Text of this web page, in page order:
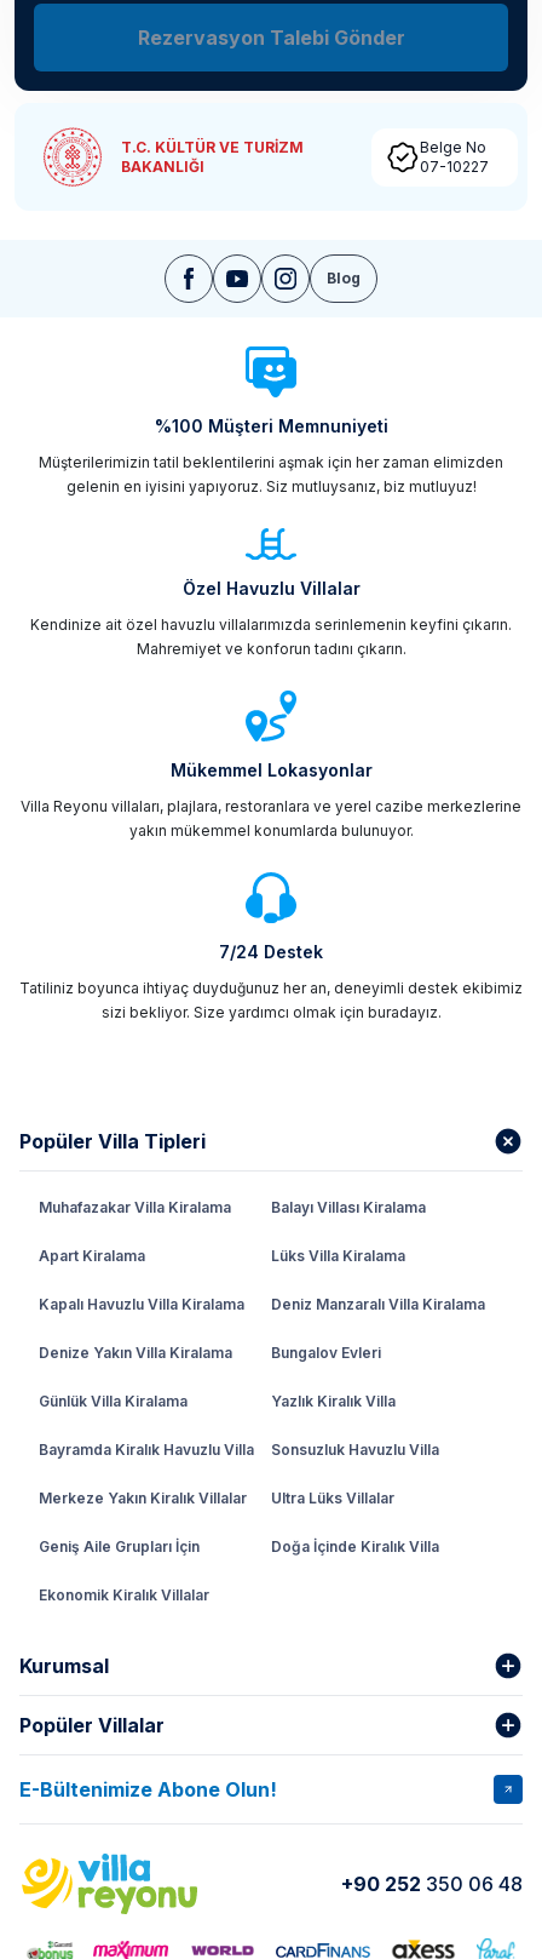
Rezervasyon Talebi Gönder
T.C. KÜLTÜR VE TURİZM
BAKANLIĞI
Belge No
07-10227
Blog
%100 Müşteri Memnuniyeti
Müşterilerimizin tatil beklentilerini aşmak için her zaman elimizden
gelenin en iyisini yapıyoruz. Siz mutluysanız, biz mutluyuz!
Özel Havuzlu Villalar
Kendinize ait özel havuzlu villalarımızda serinlemenin keyfini çıkarın.
Mahremiyet ve konforun tadını çıkarın.
Mükemmel Lokasyonlar
Villa Reyonu villaları, plajlara, restoranlara ve yerel cazibe merkezlerine
yakın mükemmel konumlarda bulunuyor.
7/24 Destek
Tatiliniz boyunca ihtiyaç duyduğunuz her an, deneyimli destek ekibimiz
sizi bekliyor. Size yardımcı olmak için buradayız.
Popüler Villa Tipleri
Muhafazakar Villa Kiralama Balayı Villası Kiralama
Apart Kiralama Lüks Villa Kiralama
Kapalı Havuzlu Villa Kiralama Deniz Manzaralı Villa Kiralama
Denize Yakın Villa Kiralama Bungalov Evleri
Günlük Villa Kiralama Yazlık Kiralık Villa
Bayramda Kiralık Havuzlu Villa Sonsuzluk Havuzlu Villa
Merkeze Yakın Kiralık Villalar Ultra Lüks Villalar
Geniş Aile Grupları İçin Doğa İçinde Kiralık Villa
Ekonomik Kiralık Villalar
Kurumsal
Hakkımızda
İptal Şartları Banka Hesapları
Kurumsal Blog
Yorumlar Nasıl Kiralarım
Popüler Villalar
VİLLA SALKIM VİLLA SLAY 1
VİLLA OLENNA 1 VİLLA MERT
E-Bültenimize Abone Olun!
+90 252 350 06 48